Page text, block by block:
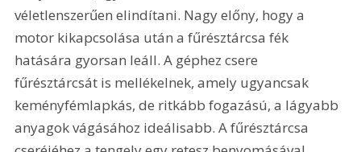
véletlenszerűen elindítani. Nagy előny, hogy a
motor kikapcsolása után a fűrésztárcsa fék
hatására gyorsan leáll. A géphez csere
fűrésztárcsát is mellékelnek, amely ugyancsak
keményfémlapkás, de ritkább fogazású, a lágyabb
anyagok vágásához ideálisabb. A fűrésztárcsa